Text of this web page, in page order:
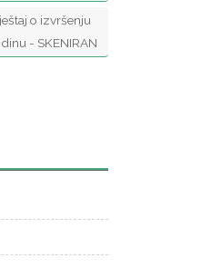
o izvršenju
- SKENIRAN